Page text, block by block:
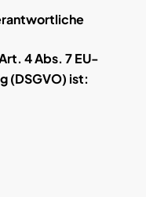
4 Abs. 7 EU-
(DSGVO) ist: